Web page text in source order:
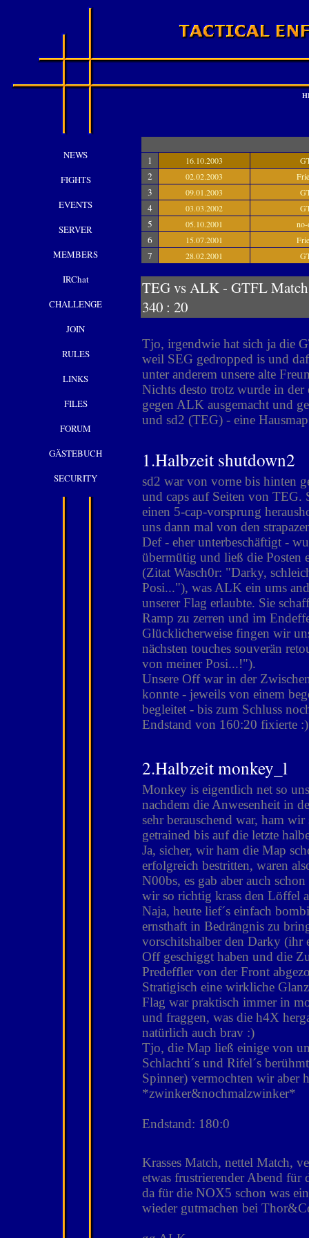
NEWS
FIGHTS
EVENTS
SERVER
MEMBERS
IRChat
CHALLENGE
JOIN
RULES
LINKS
FILES
FORUM
GÄSTEBUCH
SECURITY
1 16.10.2003
2 02.02.2003
3 09.01.2003
4 03.03.2002
5 05.10.2001
6 15.07.2001
7 28.02.2001
TEG vs ALK - GTFL
340 : 20
Tjo, irgendwie hat sich ja die
weil SEG gedropped is und
unter anderem unsere alte
Nichts desto trotz wurde in der
gegen ALK ausgemacht und
und sd2 (TEG) - eine
1.Halbzeit
sd2 war von vorne bis hinten
und caps auf Seiten von TEG.
einen 5-cap-vorsprung
uns dann mal von den
Def - eher unterbeschäftigt -
übermütig und ließ die Posten
(Zitat Wasch0r: "Darky,
Posi..."), was ALK ein ums
unserer Flag erlaubte. Sie
Ramp zu zerren und im
Glücklicherweise fingen wir
nächsten touches souverän
von meiner Posi...!").
Unsere Off war in der
konnte - jeweils von einem
begleitet - bis zum Schluss
Endstand von 160:20 fixierte :)
2.Halbzeit
Monkey is eigentlich net so
nachdem die Anwesenheit in
sehr berauschend war, ham
getrained bis auf die letzte
Ja, sicher, wir ham die Map
erfolgreich bestritten, waren
N00bs, es gab aber auch
wir so richtig krass den Löffel
Naja, heute lief´s einfach
ernsthaft in Bedrängnis zu
vorschitshalber den Darky (ihr
Off geschiggt haben und die
Predeffler von der Front
Stratigisch eine wirkliche
Flag war praktisch immer in
und fraggen, was die h4X
natürlich auch brav :)
Tjo, die Map ließ einige von
Schlachti´s und Rifel´s
Spinner) vermochten wir aber
*zwinker&nochmalzwinker*
Endstand: 180:0
Krasses Match, nettel Match,
etwas frustrierender Abend
da für die NOX5 schon was
wieder gutmachen bei